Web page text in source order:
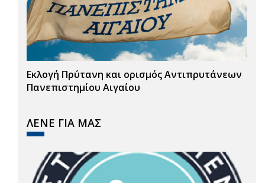
Εκλογή Πρύτανη και ορισμός Αντιπρυτάνεων
Πανεπιστημίου Αιγαίου
ΛΕΝΕ ΓΙΑ ΜΑΣ